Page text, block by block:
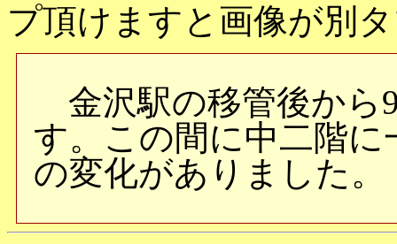
プ頂けますと画像が別
金沢駅の移管後から
す。この間に中二階
の変化がありました。